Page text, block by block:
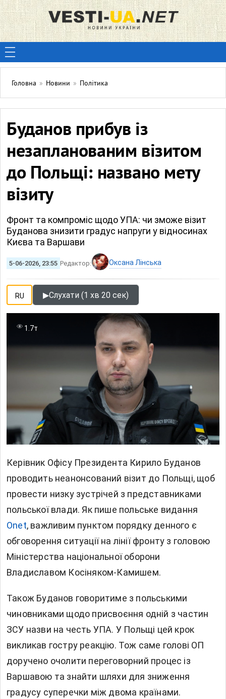
Головна » Новини » Політика
Буданов прибув із
незапланованим візитом
до Польщі: названо мету
візиту
Фронт та компроміс щодо УПА: чи зможе візит
Буданова знизити градус напруги у відносинах
Києва та Варшави
5-06-2026, 23:55 Редактор: Оксана Лінська
RU ▶Слухати (1 хв 20 сек)
1.7т
Керівник Офісу Президента Кирило Буданов
проводить неанонсований візит до Польщі, щоб
провести низку зустрічей з представниками
польської влади. Як пише польське видання
Onet, важливим пунктом порядку денного є
обговорення ситуації на лінії фронту з головою
Міністерства національної оборони
Владиславом Косіняком-Камишем.
Також Буданов говоритиме з польськими
чиновниками щодо присвоєння одній з частин
ЗСУ назви на честь УПА. У Польщі цей крок
викликав гостру реакцію. Тож саме голові ОП
доручено очолити переговорний процес із
Варшавою та знайти шляхи для зниження
градусу суперечки між двома країнами.